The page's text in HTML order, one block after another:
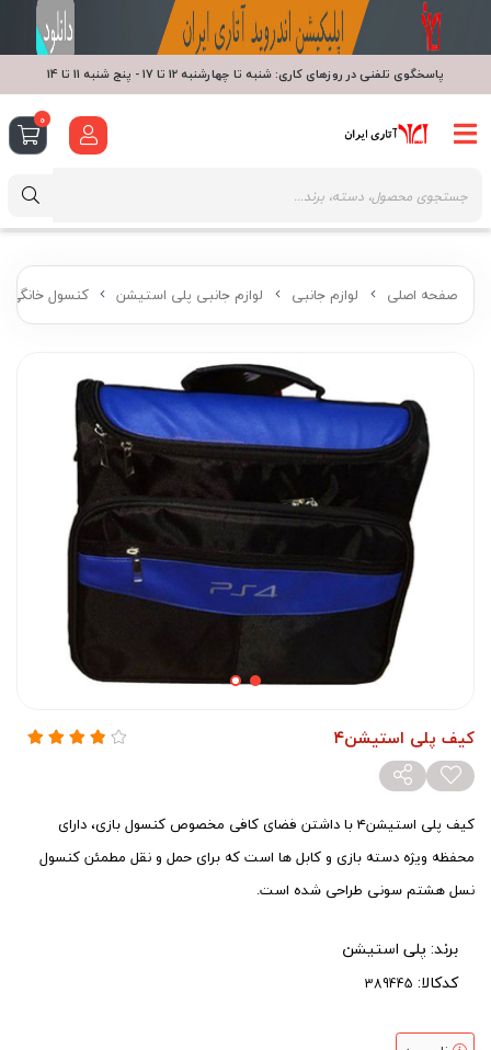
صفحه اصلی لوازم جانبی لوازم جانبی پلی استیشن کنسول خانگی
کیف پلی استیشن۴
کیف پلی استیشن۴ با داشتن فضای کافی مخصوص کنسول بازی، دارای
محفظه ویژه دسته بازی و کابل ها است که برای حمل و نقل مطمئن کنسول
نسل هشتم سونی طراحی شده است.
برند: پلی استیشن
کدکالا:
پاسخگوی تلفنی در روزهای کاری: شنبه تا چهارشنبه 12 تا 17 - پنج شنبه 11 تا 14
0